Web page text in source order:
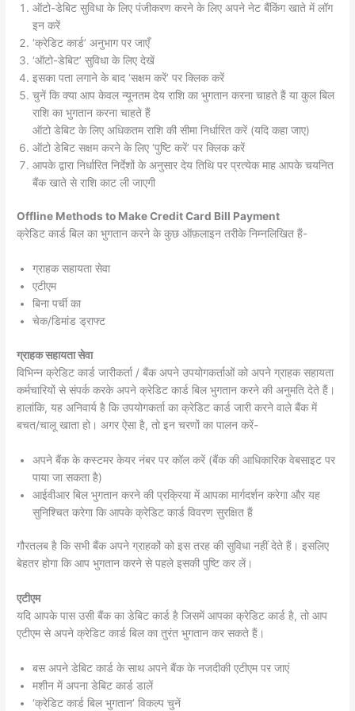
ऑटो-डेबिट सुविधा के लिए पंजीकरण करने के लिए अपने नेट बैंकिंग खाते में लॉग
इन करें
‘क्रेडिट कार्ड’ अनुभाग पर जाएँ
‘ऑटो-डेबिट’ सुविधा के लिए देखें
इसका पता लगाने के बाद ‘सक्षम करें’ पर क्लिक करें
चुनें कि क्या आप केवल न्यूनतम देय राशि का भुगतान करना चाहते हैं या कुल बिल
राशि का भुगतान करना चाहते हैं
ऑटो डेबिट के लिए अधिकतम राशि की सीमा निर्धारित करें (यदि कहा जाए)
ऑटो डेबिट सक्षम करने के लिए ‘पुष्टि करें’ पर क्लिक करें
आपके द्वारा निर्धारित निर्देशों के अनुसार देय तिथि पर प्रत्येक माह आपके चयनित
बैंक खाते से राशि काट ली जाएगी
Offline Methods to Make Credit Card Bill Payment
क्रेडिट कार्ड बिल का भुगतान करने के कुछ ऑफ़लाइन तरीके निम्नलिखित हैं-
ग्राहक सहायता सेवा
एटीएम
बिना पर्ची का
चेक/डिमांड ड्राफ्ट
ग्राहक सहायता सेवा
विभिन्न क्रेडिट कार्ड जारीकर्ता / बैंक अपने उपयोगकर्ताओं को अपने ग्राहक सहायता
कर्मचारियों से संपर्क करके अपने क्रेडिट कार्ड बिल भुगतान करने की अनुमति देते हैं।
हालांकि, यह अनिवार्य है कि उपयोगकर्ता का क्रेडिट कार्ड जारी करने वाले बैंक में
बचत/चालू खाता हो। अगर ऐसा है, तो इन चरणों का पालन करें-
अपने बैंक के कस्टमर केयर नंबर पर कॉल करें (बैंक की आधिकारिक वेबसाइट पर
पाया जा सकता है)
आईवीआर बिल भुगतान करने की प्रक्रिया में आपका मार्गदर्शन करेगा और यह
सुनिश्चित करेगा कि आपके क्रेडिट कार्ड विवरण सुरक्षित हैं
गौरतलब है कि सभी बैंक अपने ग्राहकों को इस तरह की सुविधा नहीं देते हैं। इसलिए
बेहतर होगा कि आप भुगतान करने से पहले इसकी पुष्टि कर लें।
एटीएम
यदि आपके पास उसी बैंक का डेबिट कार्ड है जिसमें आपका क्रेडिट कार्ड है, तो आप
एटीएम से अपने क्रेडिट कार्ड बिल का तुरंत भुगतान कर सकते हैं।
बस अपने डेबिट कार्ड के साथ अपने बैंक के नजदीकी एटीएम पर जाएं
मशीन में अपना डेबिट कार्ड डालें
‘क्रेडिट कार्ड बिल भुगतान’ विकल्प चुनें